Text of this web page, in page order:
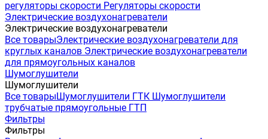
регуляторы скорости Регуляторы скорости
Электрические воздухонагреватели
Электрические воздухонагреватели
Все товарыЭлектрические воздухонагреватели для
круглых каналов Электрические воздухонагреватели
для прямоугольных каналов
Шумоглушители
Шумоглушители
Все товарыШумоглушители ГТК Шумоглушители
трубчатые прямоугольные ГТП
Фильтры
Фильтры